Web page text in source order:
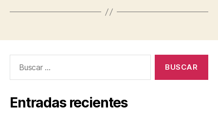
Entradas recientes